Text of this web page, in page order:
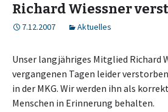
Richard Wiessner
7.12.2007 Aktuelles
Unser langjähriges Mitglied Richard
vergangenen Tagen leider
in der MKG. Wir werden ihn als
Menschen in Erinnerung behalten.